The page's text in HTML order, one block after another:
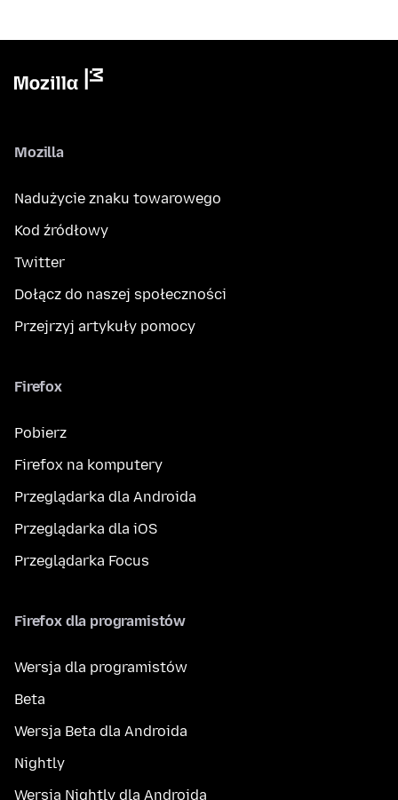
Mozilla
Nadużycie znaku towarowego
Kod źródłowy
Twitter
Dołącz do naszej społeczności
Przejrzyj artykuły pomocy
Firefox
Pobierz
Firefox na komputery
Przeglądarka dla Androida
Przeglądarka dla iOS
Przeglądarka Focus
Firefox dla programistów
Wersja dla programistów
Beta
Wersja Beta dla Androida
Nightly
Wersja Nightly dla Androida